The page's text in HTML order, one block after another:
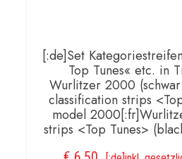
2000
(without
Cobra/
decal)
[:de]Set
Top Tunes« etc. in
Wurlitzer 2000
classification strips
model
strips <Top Tunes>